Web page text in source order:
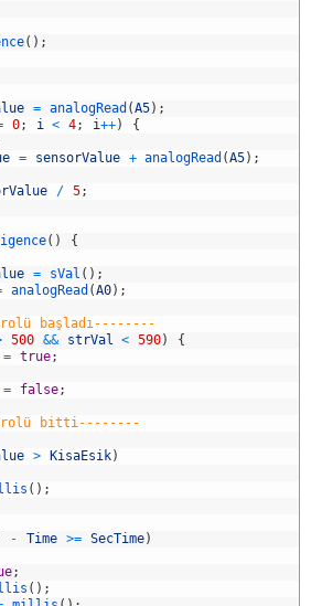
( ) ;
= analogRead (A5) ;
0; i < 4; i++)
{
= sensorValue + analogRead (A5) ;
/ 5;
( ) {
= sVal ( ) ;
analogRead (A0) ;
başladı--------
500 && strVal < 590)
{
= true;
= false;
bitti--------
> KisaEsik)
( ) ;
- Time >= SecTime)
;
( ) ;